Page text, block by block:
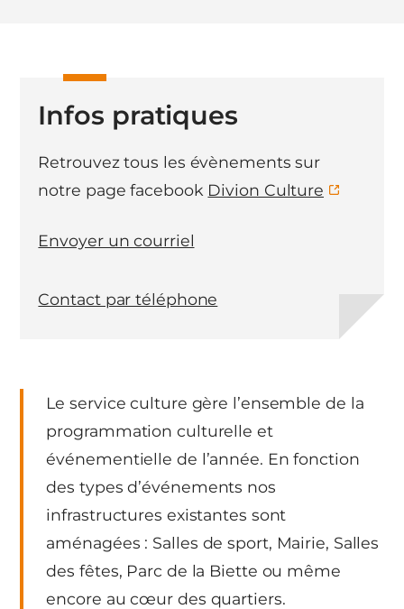
Le service culture gère l’ensemble de la
programmation culturelle et
événementielle de l’année. En fonction
des types d’événements nos
infrastructures existantes sont
aménagées : Salles de sport, Mairie, Salles
des fêtes, Parc de la Biette ou même
encore au cœur des quartiers.
Infos pratiques
Retrouvez tous les évènements sur
notre page facebook Divion Culture
Envoyer un courriel
Contact par téléphone